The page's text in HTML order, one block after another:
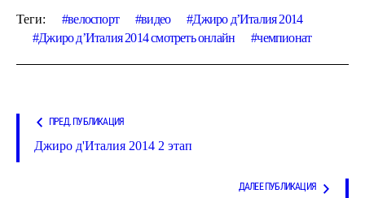
Теги: велоспорт видео
Джиро д’Италия 2014
Джиро д’Италия 2014 смотреть онлайн
чемпионат
ПРЕД. ПУБЛИКАЦИЯ
Джиро д'Италия 2014 2 этап
ДАЛЕЕ ПУБЛИКАЦИЯ